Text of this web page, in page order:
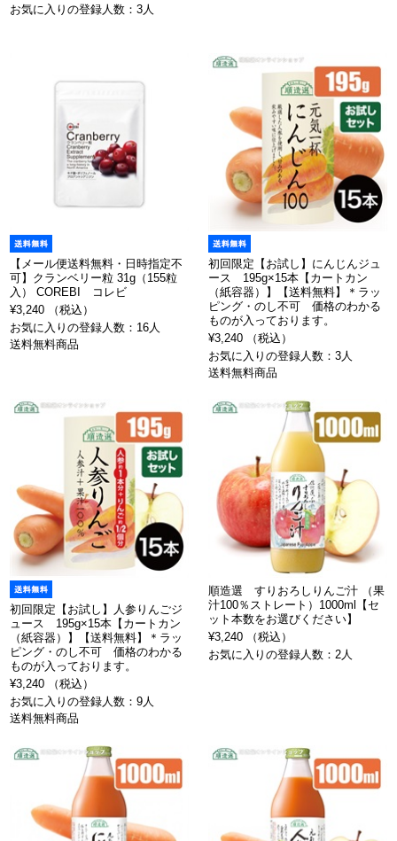
お気に入りの登録人数：3人
【メール便送料無料・日時指定不
可】クランベリー粒 31g（155粒
入） COREBI コレビ
¥3,240 （税込）
お気に入りの登録人数：16人
送料無料商品
初回限定【お試し】にんじんジュ
ース 195g×15本【カートカン
（紙容器）】【送料無料】＊ラッ
ピング・のし不可 価格のわかる
ものが入っております。
¥3,240 （税込）
お気に入りの登録人数：3人
送料無料商品
初回限定【お試し】人参りんごジ
ュース 195g×15本【カートカン
（紙容器）】【送料無料】＊ラッ
ピング・のし不可 価格のわかる
ものが入っております。
¥3,240 （税込）
お気に入りの登録人数：9人
送料無料商品
順造選 すりおろしりんご汁 （果
汁100％ストレート）1000ml【セ
ット本数をお選びください】
¥3,240 （税込）
お気に入りの登録人数：2人